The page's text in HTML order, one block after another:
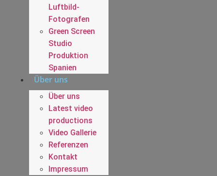
Luftbild-
Fotografen
Green Screen
Studio
Produktion
Spanien
Über uns
Über uns
Latest video
productions
Video Gallerie
Referenzen
Kontakt
Impressum